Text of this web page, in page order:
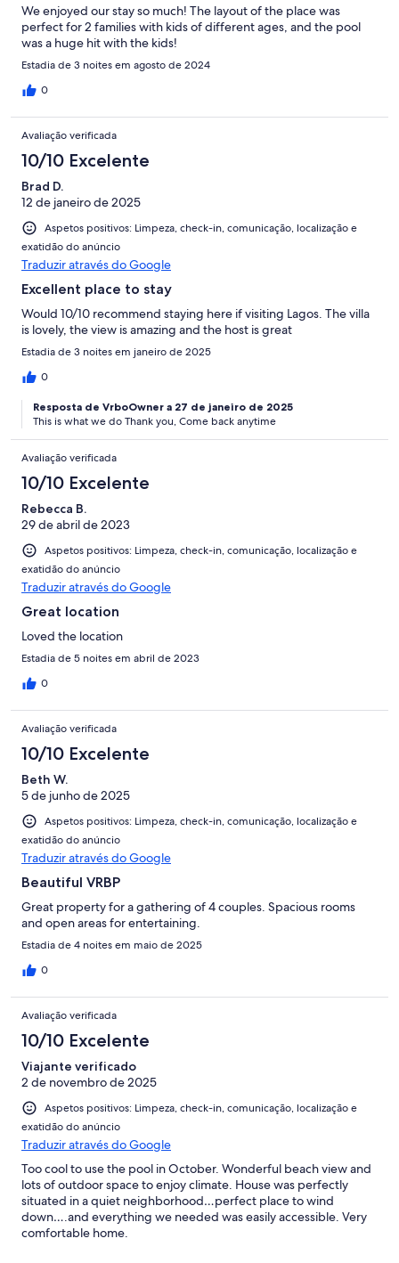
We enjoyed our stay so much! The layout of the place was
perfect for 2 families with kids of different ages, and the pool
was a huge hit with the kids!
Estadia de 3 noites em agosto de 2024
0
Avaliação verificada
10/10 Excelente
Brad D.
12 de janeiro de 2025
Aspetos positivos: Limpeza, check-in, comunicação, localização e
exatidão do anúncio
Traduzir através do Google
Excellent place to stay
Would 10/10 recommend staying here if visiting Lagos. The villa
is lovely, the view is amazing and the host is great
Estadia de 3 noites em janeiro de 2025
0
Resposta de VrboOwner a 27 de janeiro de 2025
This is what we do Thank you, Come back anytime
Avaliação verificada
10/10 Excelente
Rebecca B.
29 de abril de 2023
Aspetos positivos: Limpeza, check-in, comunicação, localização e
exatidão do anúncio
Traduzir através do Google
Great location
Loved the location
Estadia de 5 noites em abril de 2023
0
Avaliação verificada
10/10 Excelente
Beth W.
5 de junho de 2025
Aspetos positivos: Limpeza, check-in, comunicação, localização e
exatidão do anúncio
Traduzir através do Google
Beautiful VRBP
Great property for a gathering of 4 couples. Spacious rooms
and open areas for entertaining.
Estadia de 4 noites em maio de 2025
0
Avaliação verificada
10/10 Excelente
Viajante verificado
2 de novembro de 2025
Aspetos positivos: Limpeza, check-in, comunicação, localização e
exatidão do anúncio
Traduzir através do Google
Too cool to use the pool in October. Wonderful beach view and
lots of outdoor space to enjoy climate. House was perfectly
situated in a quiet neighborhood…perfect place to wind
down….and everything we needed was easily accessible. Very
comfortable home.